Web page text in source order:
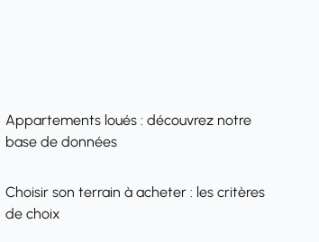
Appartements loués : découvrez notre
base de données
Choisir son terrain à acheter : les critères
de choix